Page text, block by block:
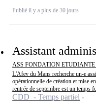
Publié il y a plus de 30 jours
Assistant
ASS FONDATION
L'Afev du Mans recherche un-e
opérationnelle de création et mise
rentrée de septembre est un temps
CDD - Temps partiel